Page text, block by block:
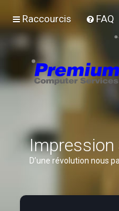
Raccourcis FAQ
Impression
D’une révolution nous